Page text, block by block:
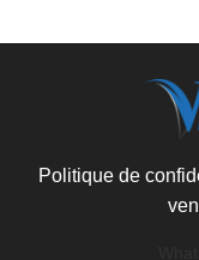
Politique de